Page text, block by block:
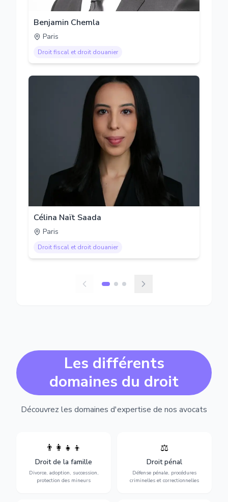
Benjamin Chemla
Paris
Droit fiscal et droit douanier
Célina Naït Saada
Paris
Droit fiscal et droit douanier
Les différents
domaines du droit
Découvrez les domaines d'expertise de nos avocats
👨‍👩‍👧‍👦
Droit de la famille
Divorce, adoption, succession,
protection des mineurs
Divorce, garde d'enfants,
adoption, succession et
protection des personnes
vulnérables.
⚖️
Droit pénal
Défense pénale, procédures
criminelles et correctionnelles
Expertise en matière pénale,
vue jusqu'au procès, pour
toute affaire correctionnelle
ou criminelle.